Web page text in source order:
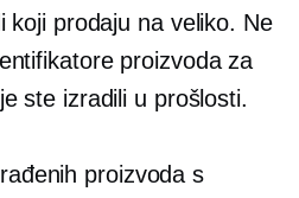
koji prodaju na veliko. Ne
proizvoda za
ste izradili u prošlosti.
proizvoda s